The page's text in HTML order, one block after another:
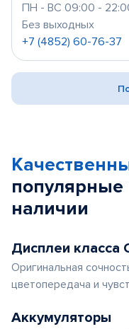
ПН - ВС 09:00 -
Без выходных
+7 (4852) 60-76-37
популярные
наличии
Дисплеи класса
Оригинальная
цветопередача и
Аккумуляторы